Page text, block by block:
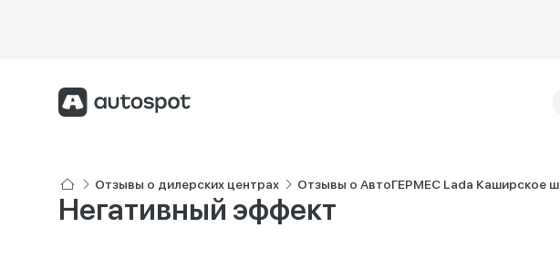
Отзывы о дилерских центрах Отзывы о АвтоГЕРМЕС Lada Каширское ш.
Негативный эффект